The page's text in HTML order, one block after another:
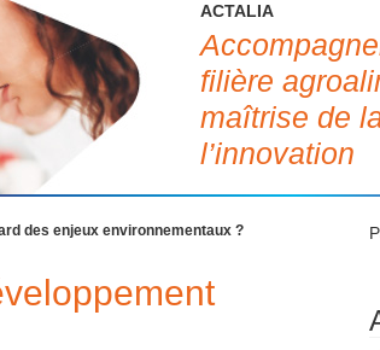
ACTALIA
filière
maîtrise de
l’innovation
des enjeux environnementaux ?